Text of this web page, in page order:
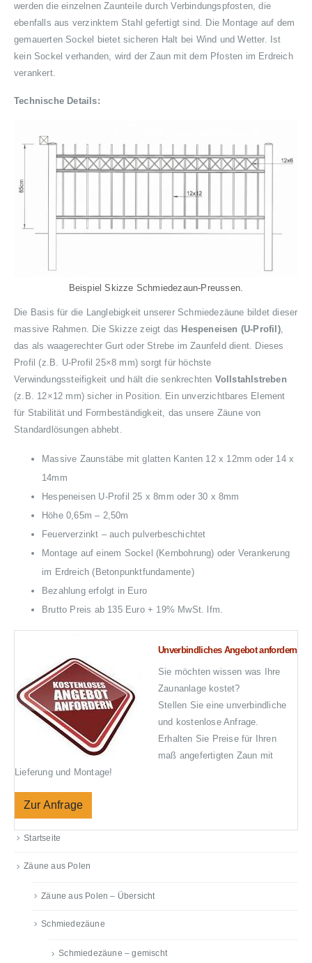
werden die einzelnen Zaunteile durch Verbindungspfosten, die
ebenfalls aus verzinktem Stahl gefertigt sind. Die Montage auf dem
gemauerten Sockel bietet sicheren Halt bei Wind und Wetter. Ist
kein Sockel verhanden, wird der Zaun mit dem Pfosten im Erdreich
verankert.
Technische Details:
Beispiel Skizze Schmiedezaun-Preussen.
Die Basis für die Langlebigkeit unserer Schmiedezäune bildet dieser
massive Rahmen. Die Skizze zeigt das Hespeneisen (U-Profil),
das als waagerechter Gurt oder Strebe im Zaunfeld dient. Dieses
Profil (z.B. U-Profil 25×8 mm) sorgt für höchste
Verwindungssteifigkeit und hält die senkrechten Vollstahlstreben
(z.B. 12×12 mm) sicher in Position. Ein unverzichtbares Element
für Stabilität und Formbeständigkeit, das unsere Zäune von
Standardlösungen abhebt.
Massive Zaunstäbe mit glatten Kanten 12 x 12mm oder 14 x
14mm
Hespeneisen U-Profil 25 x 8mm oder 30 x 8mm
Höhe 0,65m – 2,50m
Feuerverzinkt – auch pulverbeschichtet
Montage auf einem Sockel (Kernbohrung) oder Verankerung
im Erdreich (Betonpunktfundamente)
Bezahlung erfolgt in Euro
Brutto Preis ab 135 Euro + 19% MwSt. lfm.
Unverbindliches Angebot anfordern
Sie möchten wissen was Ihre
Zaunanlage kostet?
Stellen Sie eine unverbindliche
und kostenlose Anfrage.
Erhalten Sie Preise für Ihren
maß angefertigten Zaun mit
Lieferung und Montage!
Zur Anfrage
Startseite
Zäune aus Polen
Zäune aus Polen – Übersicht
Schmiedezäune
Schmiedezäune – gemischt